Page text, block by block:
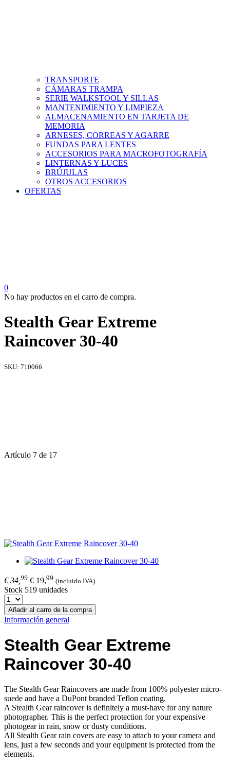
TRANSPORTE
CÁMARAS TRAMPA
SERIE WALKSTOOL Y SILLAS
MANTENIMIENTO Y LIMPIEZA
ALMACENAMIENTO EN TARJETA DE
MEMORIA
ARNESES, CORREAS Y AGARRE
FUNDAS PARA LENTES
ACCESORIOS PARA MACROFOTOGRAFÍA
LINTERNAS Y LUCES
BRÚJULAS
OTROS ACCESORIOS
OFERTAS
0
No hay productos en el carro de compra.
Stealth Gear Extreme
Raincover 30-40
SKU: 710066
Artículo 7 de 17
€ 34, 99 € 19,99 (incluido IVA)
Stock 519 unidades
Añadir al carro de la compra
Información general
Stealth Gear Extreme
Raincover 30-40
The Stealth GearRaincovers are made from 100% polyester micro-
suede and have a DuPont branded Teflon coating.
A Stealth Gear raincoveris definitely a must-have for any nature
photographer. This is the perfect protection for your expensive
photogear in rain, snow or dusty conditions.
All Stealth Gear rain covers are easy to attach to your camera and
lens, just a few seconds and your equipment is protected from the
elements.